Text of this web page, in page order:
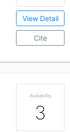
View Detail
Cite
Availability
3